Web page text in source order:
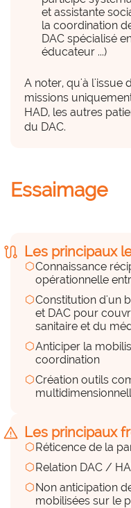
et assistante
la coordination
DAC spécialisé
éducateur ...)
A noter, qu'à l'issue
missions
HAD, les autres
du DAC.
Essaimage
route Les principaux
hexagonConnaissance
opérationnelle
hexagonConstitution d'un
et DAC pour
sanitaire et du
hexagonAnticiper la
coordination
hexagonCréation outils
warning Les principaux
hexagonRéticence de la
hexagonRelation DAC /
hexagonNon anticipation
mobilisées sur le
Coordination ;
Des
(prestations
de santé,
Des
Des
externes)
Mise à disposition
faisant pas
spécifique